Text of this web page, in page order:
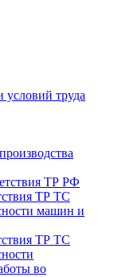
условий труда
ТР РФ
ТР ТС
машин и
ТР ТС
во